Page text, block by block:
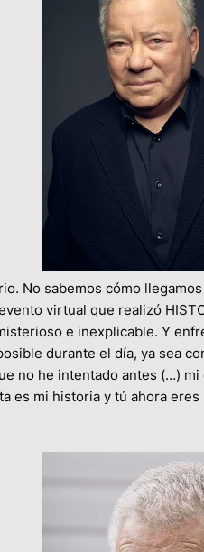
No sabemos cómo
virtual que realizó
e inexplicable. Y
durante el día, ya sea
no he intentado antes (…)
es mi historia y tú ahora